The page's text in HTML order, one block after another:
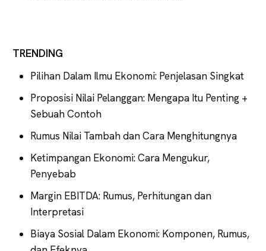
TRENDING
Pilihan Dalam Ilmu Ekonomi: Penjelasan Singkat
Proposisi Nilai Pelanggan: Mengapa Itu Penting +
Sebuah Contoh
Rumus Nilai Tambah dan Cara Menghitungnya
Ketimpangan Ekonomi: Cara Mengukur,
Penyebab
Margin EBITDA: Rumus, Perhitungan dan
Interpretasi
Biaya Sosial Dalam Ekonomi: Komponen, Rumus,